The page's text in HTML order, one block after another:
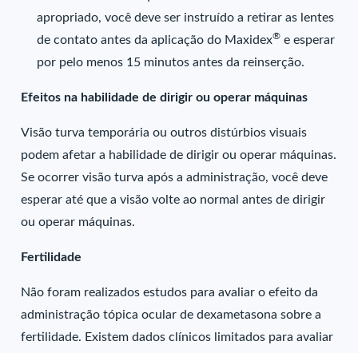
apropriado, você deve ser instruído a retirar as lentes
de contato antes da aplicação do Maxidex® e esperar
por pelo menos 15 minutos antes da reinserção.
Efeitos na habilidade de dirigir ou operar máquinas
Visão turva temporária ou outros distúrbios visuais
podem afetar a habilidade de dirigir ou operar máquinas.
Se ocorrer visão turva após a administração, você deve
esperar até que a visão volte ao normal antes de dirigir
ou operar máquinas.
Fertilidade
Não foram realizados estudos para avaliar o efeito da
administração tópica ocular de dexametasona sobre a
fertilidade. Existem dados clínicos limitados para avaliar